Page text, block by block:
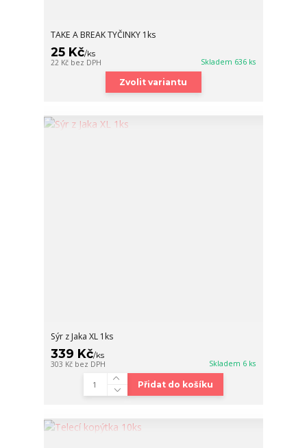
TAKE A BREAK TYČINKY 1ks
25 Kč/ks
22 Kč bez DPH Skladem 636 ks
Zvolit variantu
Sýr z Jaka XL 1ks
339 Kč/ks
303 Kč bez DPH Skladem 6 ks
Přidat do košíku